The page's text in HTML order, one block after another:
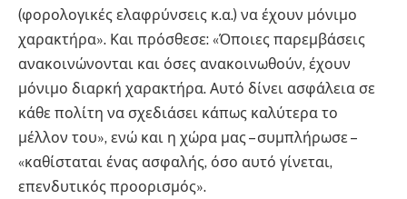
(φορολογικές ελαφρύνσεις κ.α.) να έχουν μόνιμο
χαρακτήρα». Και πρόσθεσε: «Όποιες παρεμβάσεις
ανακοινώνονται και όσες ανακοινωθούν, έχουν
μόνιμο διαρκή χαρακτήρα. Αυτό δίνει ασφάλεια σε
κάθε πολίτη να σχεδιάσει κάπως καλύτερα το
μέλλον του», ενώ και η χώρα μας – συμπλήρωσε –
«καθίσταται ένας ασφαλής, όσο αυτό γίνεται,
επενδυτικός προορισμός».